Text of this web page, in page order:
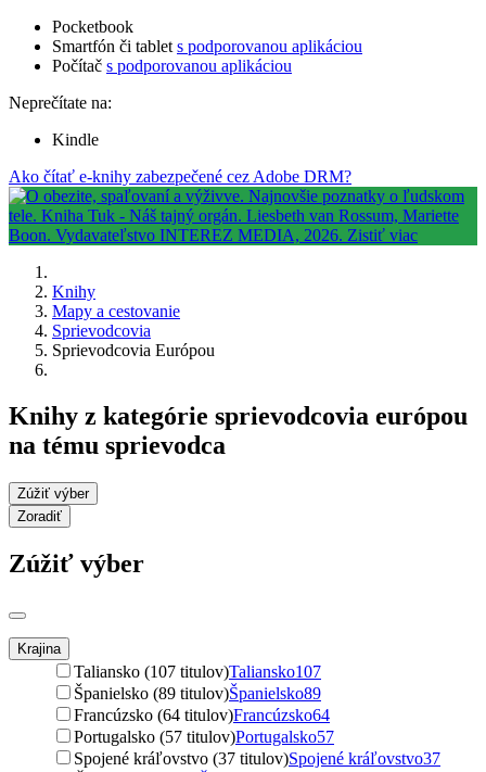
Pocketbook
Smartfón či tablet s podporovanou aplikáciou
Počítač s podporovanou aplikáciou
Neprečítate na:
Kindle
Ako čítať e-knihy zabezpečené cez Adobe DRM?
Knihy
Mapy a cestovanie
Sprievodcovia
Sprievodcovia Európou
Knihy z kategórie sprievodcovia európou
na tému sprievodca
Zúžiť výber
Zoradiť
Zúžiť výber
Krajina
Taliansko (107 titulov)Taliansko107
Španielsko (89 titulov)Španielsko89
Francúzsko (64 titulov)Francúzsko64
Portugalsko (57 titulov)Portugalsko57
Spojené kráľovstvo (37 titulov)Spojené kráľovstvo37